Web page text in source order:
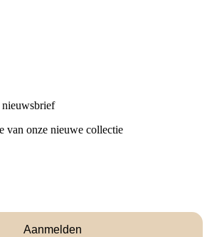
van onze nieuwe collectie
Aanmelden